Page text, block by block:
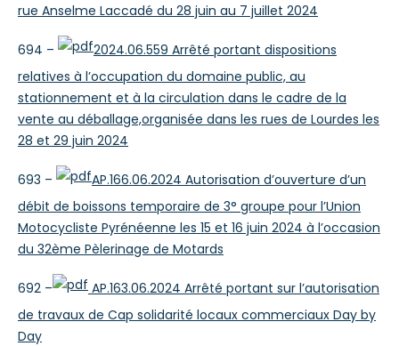
rue Anselme Laccadé du 28 juin au 7 juillet 2024
694 –
2024.06.559 Arrêté portant dispositions
relatives à l’occupation du domaine public, au
stationnement et à la circulation dans le cadre de la
vente au déballage,organisée dans les rues de Lourdes les
28 et 29 juin 2024
693 –
AP.166.06.2024 Autorisation d’ouverture d’un
débit de boissons temporaire de 3° groupe pour l’Union
Motocycliste Pyrénéenne les 15 et 16 juin 2024 à l’occasion
du 32ème Pèlerinage de Motards
692 –
AP.163.06.2024 Arrêté portant sur l’autorisation
de travaux de Cap solidarité locaux commerciaux Day by
Day